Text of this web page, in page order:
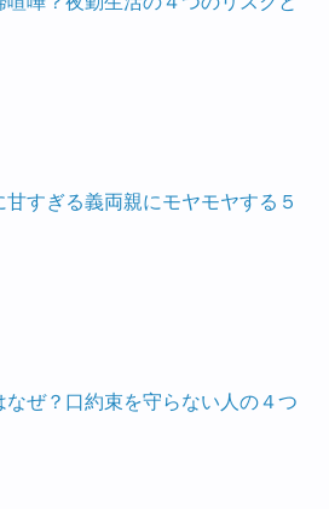
すぎる義両親にモヤモヤする５
ぜ？口約束を守らない人の４つ